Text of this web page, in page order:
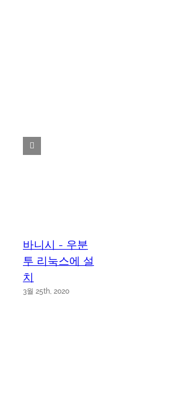
바니시 - 우분
투 리눅스에 설
치
3월 25th, 2020